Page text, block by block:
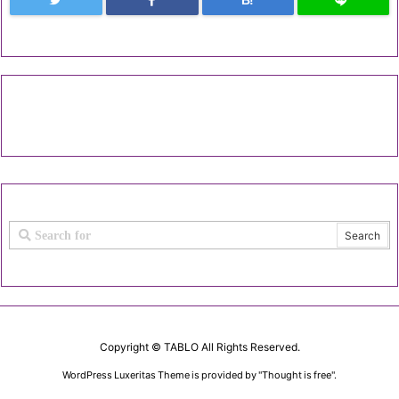
Copyright © TABLOAll Rights Reserved.
WordPress Luxeritas Theme is provided by "Thought is free".